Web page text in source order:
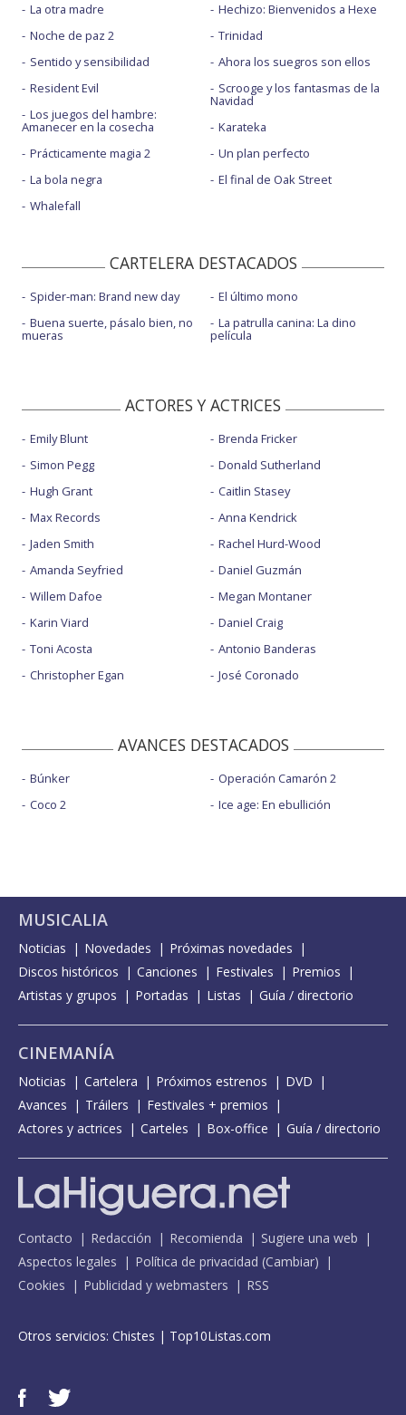
La otra madre
Noche de paz 2
Sentido y sensibilidad
Resident Evil
Los juegos del hambre:
Amanecer en la cosecha
Prácticamente magia 2
La bola negra
Whalefall
Hechizo: Bienvenidos a Hexe
Trinidad
Ahora los suegros son ellos
Scrooge y los fantasmas de la
Navidad
Karateka
Un plan perfecto
El final de Oak Street
CARTELERA DESTACADOS
Spider-man: Brand new day
Buena suerte, pásalo bien, no
mueras
El último mono
La patrulla canina: La dino
película
ACTORES Y ACTRICES
Emily Blunt
Simon Pegg
Hugh Grant
Max Records
Jaden Smith
Amanda Seyfried
Willem Dafoe
Karin Viard
Toni Acosta
Christopher Egan
Brenda Fricker
Donald Sutherland
Caitlin Stasey
Anna Kendrick
Rachel Hurd-Wood
Daniel Guzmán
Megan Montaner
Daniel Craig
Antonio Banderas
José Coronado
AVANCES DESTACADOS
Búnker
Coco 2
Operación Camarón 2
Ice age: En ebullición
MUSICALIA
Noticias Novedades
Próximas novedades
Discos históricos
Canciones Festivales
Premios
Artistas y grupos
Portadas Listas Guía / directorio
CINEMANÍA
Noticias Cartelera Próximos estrenos
DVD
Avances
Tráilers
Festivales + premios
Actores y actrices
Carteles Box-office Guía / directorio
Contacto Redacción Recomienda
Sugiere una web
Aspectos legales
Política de privacidad (Cambiar)
Cookies
Publicidad y webmasters RSS
Otros servicios: Chistes | Top10Listas.com